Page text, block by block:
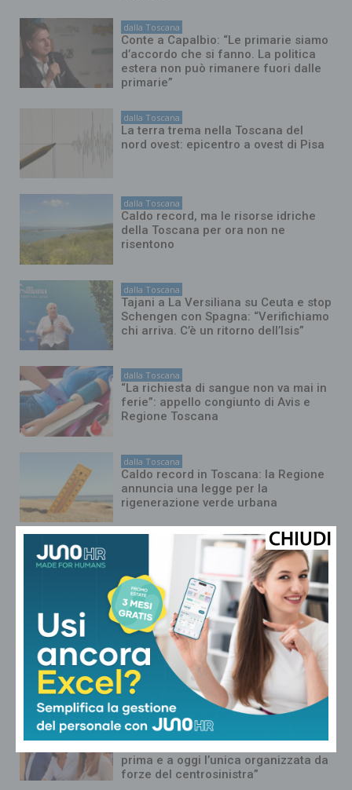
dalla Toscana
Conte a Capalbio: “Le primarie siamo
d’accordo che si fanno. La politica
estera non può rimanere fuori dalle
primarie”
dalla Toscana
La terra trema nella Toscana del
nord ovest: epicentro a ovest di Pisa
dalla Toscana
Caldo record, ma le risorse idriche
della Toscana per ora non ne
risentono
dalla Toscana
Tajani a La Versiliana su Ceuta e stop
Schengen con Spagna: “Verifichiamo
chi arriva. C’è un ritorno dell’Isis”
dalla Toscana
“La richiesta di sangue non va mai in
ferie”: appello congiunto di Avis e
Regione Toscana
dalla Toscana
Caldo record in Toscana: la Regione
annuncia una legge per la
rigenerazione verde urbana
Donazione di sangue, l’appello di
Regione e Avis Toscana per evitare
l’emergenza ad agosto
dalla Toscana
Industria, produzione stabile (+0,3%)
a Lucca, Pistoia e Prato nel 2°
trimestre 2026. Bene la meccanica
dalla Toscana
Festa U pioniera di campo largo al
prima e a oggi l’unica organizzata da
forze del centrosinistra”